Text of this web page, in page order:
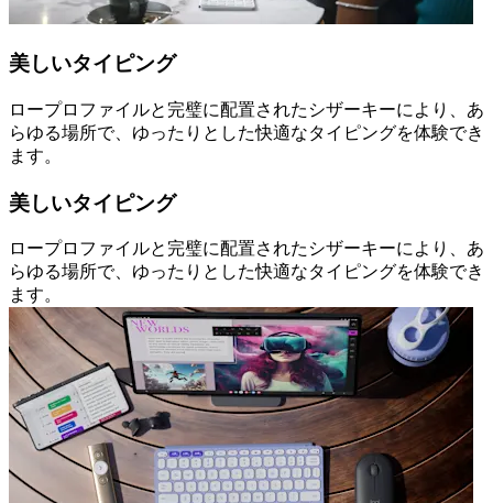
美しいタイピング
ロープロファイルと完璧に配置されたシザーキーにより、あ
らゆる場所で、ゆったりとした快適なタイピングを体験でき
ます。
美しいタイピング
ロープロファイルと完璧に配置されたシザーキーにより、あ
らゆる場所で、ゆったりとした快適なタイピングを体験でき
ます。